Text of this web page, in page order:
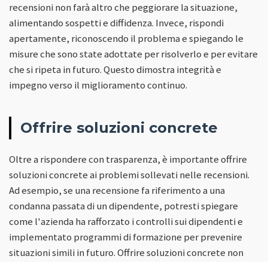
recensioni non farà altro che peggiorare la situazione,
alimentando sospetti e diffidenza. Invece, rispondi
apertamente, riconoscendo il problema e spiegando le
misure che sono state adottate per risolverlo e per evitare
che si ripeta in futuro. Questo dimostra integrità e
impegno verso il miglioramento continuo.
Offrire soluzioni concrete
Oltre a rispondere con trasparenza, è importante offrire
soluzioni concrete ai problemi sollevati nelle recensioni.
Ad esempio, se una recensione fa riferimento a una
condanna passata di un dipendente, potresti spiegare
come l'azienda ha rafforzato i controlli sui dipendenti e
implementato programmi di formazione per prevenire
situazioni simili in futuro. Offrire soluzioni concrete non